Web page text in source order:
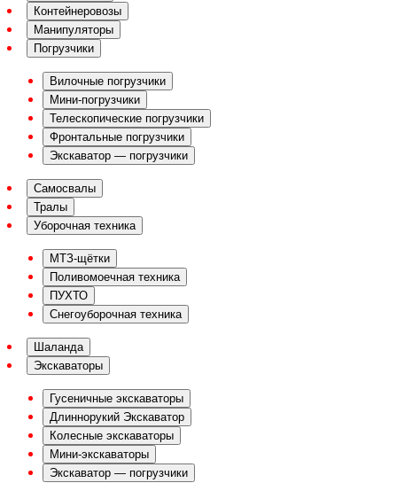
Контейнеровозы
Манипуляторы
Погрузчики
Вилочные погрузчики
Мини-погрузчики
Телескопические погрузчики
Фронтальные погрузчики
Экскаватор — погрузчики
Самосвалы
Тралы
Уборочная техника
МТЗ-щётки
Поливомоечная техника
ПУХТО
Снегоуборочная техника
Шаланда
Экскаваторы
Гусеничные экскаваторы
Длиннорукий Экскаватор
Колесные экскаваторы
Мини-экскаваторы
Экскаватор — погрузчики